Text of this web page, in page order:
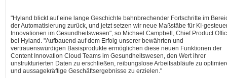
"Hyland blickt auf eine lange Geschichte bahnbrechender Fortschritte im
der Automatisierung zurück, und jetzt setzen wir neue Maßstäbe für KI-
Innovationen im Gesundheitswesen", so Michael Campbell, Chief Product
bei Hyland. "Aufbauend auf dem Erfolg unserer bewährten und
vertrauenswürdigen Basisprodukte ermöglichen diese neuen Funktionen der
Content Innovation Cloud Teams im Gesundheitswesen, den Wert ihrer
unstrukturierten Daten zu erschließen, reibungslose Arbeitsabläufe zu
und aussagekräftige Geschäftsergebnisse zu erzielen."